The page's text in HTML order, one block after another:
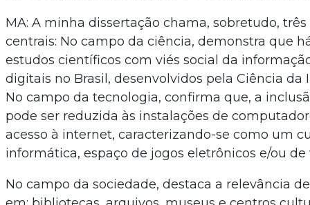
MA: A minha dissertação chama, sobretudo,
centrais: No campo da ciência, demonstra que
estudos científicos com viés social da
digitais no Brasil, desenvolvidos pela Ciência da
No campo da tecnologia, confirma que, a
pode ser reduzida às instalações de
acesso à internet, caracterizando-se como um
informática, espaço de jogos eletrônicos e/ou
No campo da sociedade, destaca a relevância